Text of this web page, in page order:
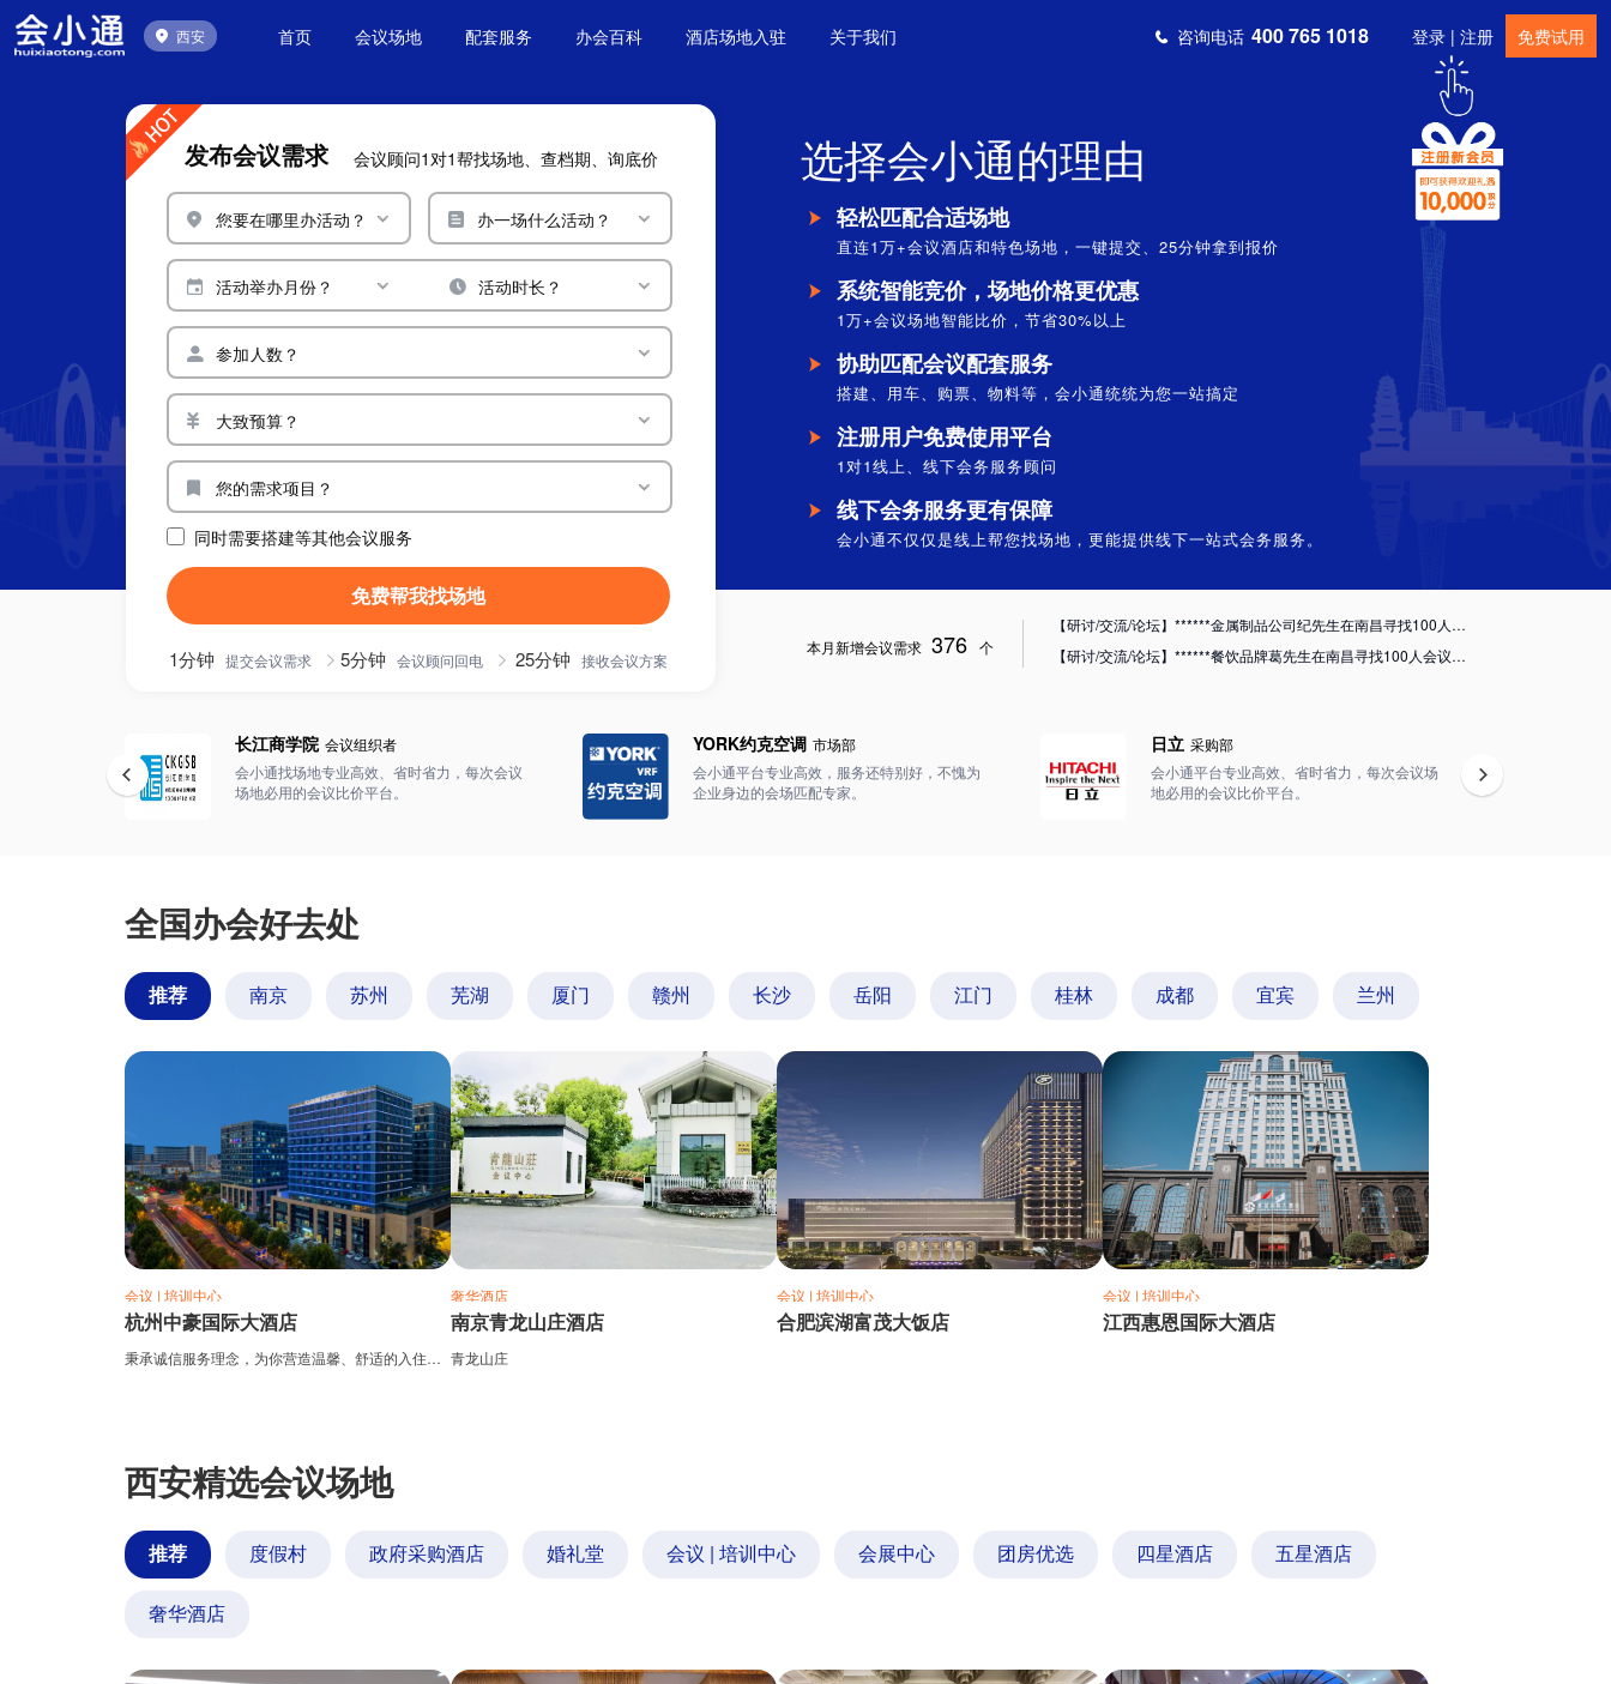
西安 首页 会议场地 配套服务 办会百科 酒店场地入驻 关于我们 咨询电话 400 765 1018 登录 | 注册 免费试用
发布会议需求 会议顾问1对1帮找场地、查档期、询底价
您要在哪里办活动？ 办一场什么活动？
活动举办月份？ 活动时长？
参加人数？
大致预算？
您的需求项目？
同时需要搭建等其他会议服务
免费帮我找场地
1分钟 提交会议需求 5分钟 会议顾问回电 25分钟 接收会议方案
选择会小通的理由
轻松匹配合适场地
直连1万+会议酒店和特色场地，一键提交、25分钟拿到报价
系统智能竞价，场地价格更优惠
1万+会议场地智能比价，节省30%以上
协助匹配会议配套服务
搭建、用车、购票、物料等，会小通统统为您一站搞定
注册用户免费使用平台
1对1线上、线下会务服务顾问
线下会务服务更有保障
会小通不仅仅是线上帮您找场地，更能提供线下一站式会务服务。
本月新增会议需求 376 个
【培训/讲座】******工程学院张先生在南昌寻找100人会议场地
【培训/讲座】******空调设备公司万女士在南昌寻找40人会议场地
【培训/讲座】*****中心在长沙找50人的会议酒店
【拓展】******化妆品公司朱先生在深圳寻找3000人会议场地
【培训/讲座】******天然气公司朱先生在南昌寻找100人会议场地
【培训/讲座】*****中心在长沙找50人的会议酒店
长江商学院 会议组织者
会小通找场地专业高效、省时省力，每次会议
场地必用的会议比价平台。
YORK约克空调 市场部
会小通平台专业高效，服务还特别好，不愧为
企业身边的会场匹配专家。
日立 采购部
会小通平台专业高效、省时省力，每次会议场
地必用的会议比价平台。
全国办会好去处
推荐 南京 苏州 芜湖 厦门 赣州 长沙 岳阳 江门 桂林 成都 宜宾 兰州
会议 | 培训中心
杭州中豪国际大酒店
秉承诚信服务理念，为你营造温馨、舒适的入住环境！
奢华酒店
南京青龙山庄酒店
青龙山庄
会议 | 培训中心
合肥滨湖富茂大饭店
会议 | 培训中心
江西惠恩国际大酒店
西安精选会议场地
推荐 度假村 政府采购酒店 婚礼堂 会议 | 培训中心 会展中心 团房优选 四星酒店 五星酒店
奢华酒店